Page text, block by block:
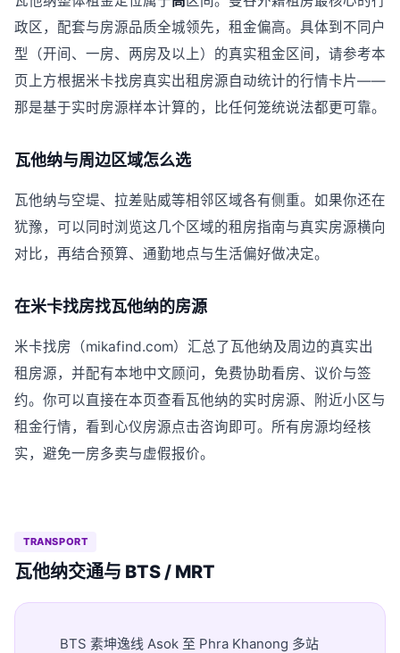
政区，配套与房源品质全城领先，租金偏高。具体到不同户
型（开间、一房、两房及以上）的真实租金区间，请参考本
页上方根据米卡找房真实出租房源自动统计的行情卡片——
那是基于实时房源样本计算的，比任何笼统说法都更可靠。
瓦他纳与周边区域怎么选
瓦他纳与空堤、拉差贴威等相邻区域各有侧重。如果你还在
犹豫，可以同时浏览这几个区域的租房指南与真实房源横向
对比，再结合预算、通勤地点与生活偏好做决定。
在米卡找房找瓦他纳的房源
米卡找房（mikafind.com）汇总了瓦他纳及周边的真实出
租房源，并配有本地中文顾问，免费协助看房、议价与签
约。你可以直接在本页查看瓦他纳的实时房源、附近小区与
租金行情，看到心仪房源点击咨询即可。所有房源均经核
实，避免一房多卖与虚假报价。
TRANSPORT
瓦他纳交通与 BTS / MRT
BTS 素坤逸线 Asok 至 Phra Khanong 多站